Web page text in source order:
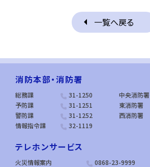
一覧へ戻る
消防本部・消防署
総務課 31-1250 中央消防署
予防課
31-1251 東消防署
警防課
31-1252 西消防署
情報指令課
32-1119
テレホンサービス
火災情報案内
0868-23-9999